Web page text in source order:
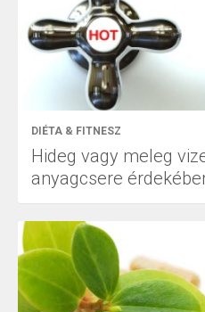
DIÉTA & FITNESZ
Hideg vagy meleg
anyagcsere